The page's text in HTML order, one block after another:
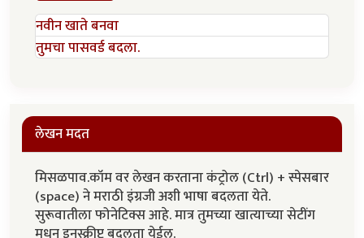
नवीन खाते बनवा
तुमचा पासवर्ड बदला.
लेखन मदत
मिसळपाव.कॉम वर लेखन करताना कंट्रोल (Ctrl) + स्पेसबार
(space) ने मराठी इंग्रजी अशी भाषा बदलता येते.
सुरूवातीला फोनेटिक्स आहे. मात्र तुमच्या खात्याच्या सेटींग